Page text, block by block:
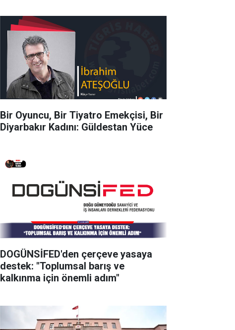
Bir Oyuncu, Bir Tiyatro Emekçisi, Bir
Diyarbakır Kadını: Güldestan Yüce
DOGÜNSİFED'den çerçeve yasaya
destek: "Toplumsal barış ve
kalkınma için önemli adım"